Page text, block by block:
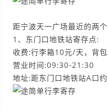
距宁波天一广场最近的两
1、东门口地铁站寄存点:
收费:行李箱10元/天，背
营业时间:09:30-21:30
地址:距东门口地铁站A口